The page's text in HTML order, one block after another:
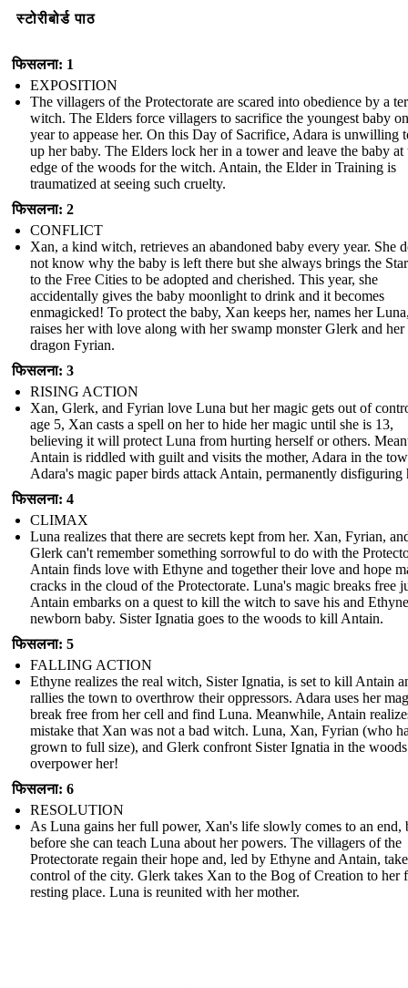
स्टोरीबोर्ड पाठ
फिसलना: 1
EXPOSITION
The villagers of the Protectorate are scared into obedience by a
witch. The Elders force villagers to sacrifice the youngest baby
year to appease her. On this Day of Sacrifice, Adara is unwilling
up her baby. The Elders lock her in a tower and leave the baby at
edge of the woods for the witch. Antain, the Elder in Training is
traumatized at seeing such cruelty.
फिसलना: 2
CONFLICT
Xan, a kind witch, retrieves an abandoned baby every year. She
not know why the baby is left there but she always brings the
to the Free Cities to be adopted and cherished. This year, she
accidentally gives the baby moonlight to drink and it becomes
enmagicked! To protect the baby, Xan keeps her, names her
raises her with love along with her swamp monster Glerk and
dragon Fyrian.
फिसलना: 3
RISING ACTION
Xan, Glerk, and Fyrian love Luna but her magic gets out of
age 5, Xan casts a spell on her to hide her magic until she is 13,
believing it will protect Luna from hurting herself or others.
Antain is riddled with guilt and visits the mother, Adara in the
Adara's magic paper birds attack Antain, permanently disfiguring
फिसलना: 4
CLIMAX
Luna realizes that there are secrets kept from her. Xan, Fyrian,
Glerk can't remember something sorrowful to do with the
Antain finds love with Ethyne and together their love and hope
cracks in the cloud of the Protectorate. Luna's magic breaks free
Antain embarks on a quest to kill the witch to save his and
newborn baby. Sister Ignatia goes to the woods to kill Antain.
फिसलना: 5
FALLING ACTION
Ethyne realizes the real witch, Sister Ignatia, is set to kill Antain
rallies the town to overthrow their oppressors. Adara uses her
break free from her cell and find Luna. Meanwhile, Antain
mistake that Xan was not a bad witch. Luna, Xan, Fyrian (who
grown to full size), and Glerk confront Sister Ignatia in the
overpower her!
फिसलना: 6
RESOLUTION
As Luna gains her full power, Xan's life slowly comes to an end,
before she can teach Luna about her powers. The villagers of the
Protectorate regain their hope and, led by Ethyne and Antain,
control of the city. Glerk takes Xan to the Bog of Creation to her
resting place. Luna is reunited with her mother.